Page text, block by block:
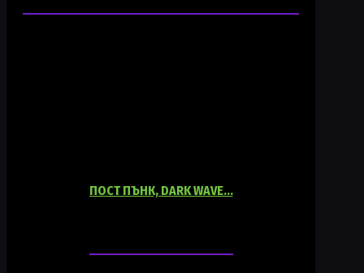
ПОСТ ПЪНК, DARK WAVE…